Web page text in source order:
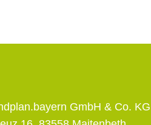
GmbH & Co. KG